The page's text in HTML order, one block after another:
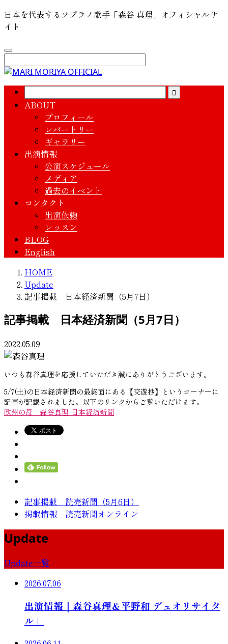
日本を代表するソプラノ歌手「森谷 真理」オフィシャルサ
イト
ABOUT
プロフィール
レパートリー
ギャラリー
出演情報
公演スケジュール
メディア
過去のイベント
コンタクト
出演依頼
レッスン
BLOG
English
HOME
Update
記事掲載 日本経済新聞（5月7日）
記事掲載 日本経済新聞（5月7日）
2022.05.09
いつも森谷真理を応援していただき誠にありがとうございます。
5/7(土)の日本経済新聞の最終面にある【交遊抄】というコーナーに
記事が記載されました。 以下のリンクからご覧いただけます。
欧州の母 森谷真理: 日本経済新聞
記事掲載 読売新聞（5月6日）
掲載情報 読売新聞オンライン
Update
Update一覧
2026.07.06
出演情報｜森谷真理＆平野和 デュオリサイタ
ル」